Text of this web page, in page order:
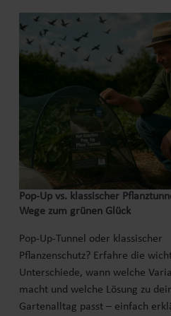
Pop‑Up vs. klassischer
Wege zum grünen Glück
Pop-Up-Tunnel oder klassischer
Pflanzenschutz? Erfahre die
Unterschiede, wann welche
macht und welche Lösung zu
Gartenalltag passt – einfach